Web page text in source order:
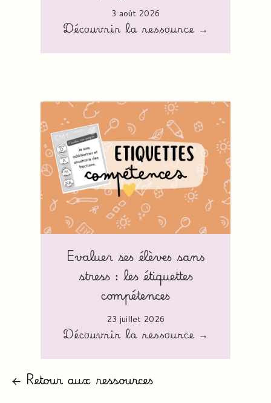
3 août 2026
Découvrir la ressource →
Evaluer ses élèves sans
stress : les étiquettes
compétences
23 juillet 2026
Découvrir la ressource →
← Retour aux ressources